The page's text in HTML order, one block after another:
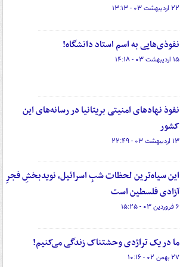
۲۲ اردیبهشت ۰۳ - ۱۳:۱۳
نفوذی‌هایی به اسم استاد دانشگاه!
۱۵ اردیبهشت ۰۳ - ۱۴:۱۸
نفوذ نهادهای امنیتی بریتانیا در رسانه‌های این
کشور
۱۳ اردیبهشت ۰۳ - ۲۲:۴۹
این سیاه‌ترین لحظات شبِ اسرائیل، نویدبخشِ فجرِ
آزادی فلسطین است
۶ فروردین ۰۳ - ۱۵:۲۵
ما در یک تراژدی وحشتناک زندگی می‌کنیم!
۲۷ بهمن ۰۲ - ۱۰:۱۶